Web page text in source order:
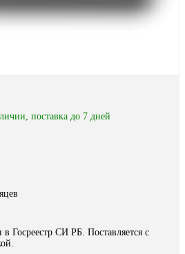
поставка до 7 дней
в Госреестр СИ РБ. Поставляется с